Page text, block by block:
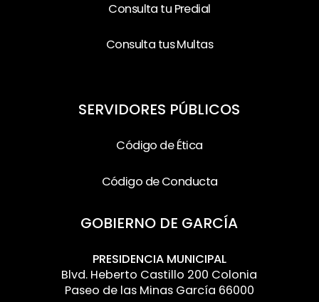
Consulta tu Predial
Consulta tus Multas
SERVIDORES PÚBLICOS
Código de Ética
Código de Conducta
GOBIERNO DE GARCÍA
PRESIDENCIA MUNICIPAL
Blvd. Heberto Castillo 200 Colonia
Paseo de las Minas García 66000